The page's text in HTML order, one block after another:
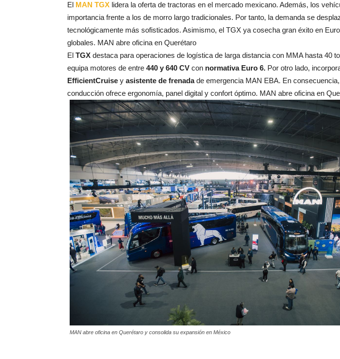
El MAN TGX lidera la oferta de tractoras en el mercado mexicano. Además, los
importancia frente a los de morro largo tradicionales. Por tanto, la demanda se
tecnológicamente más sofisticados. Asimismo, el TGX ya cosecha gran éxito en
globales. MAN abre oficina en Querétaro
El TGX destaca para operaciones de logística de larga distancia con MMA hasta 40
equipa motores de entre 440 y 640 CV con normativa Euro 6. Por otro lado,
EfficientCruise y asistente de frenadade emergencia MAN EBA. En
conducción ofrece ergonomía, panel digital y confort óptimo. MAN abre oficina en
MAN abre oficina en Querétaro y consolida su expansión en México